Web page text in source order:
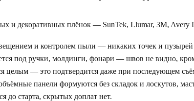
и декоративных плёнок — SunTek, Llumar, 3M, Avery
и контролем пыли — никаких точек и пузырей
под ручки, молдинги, фонари — швов не видно,
целым — это подтвердится даже при последующем
панели формуются без складок и лоскутов,
до старта, скрытых доплат нет.